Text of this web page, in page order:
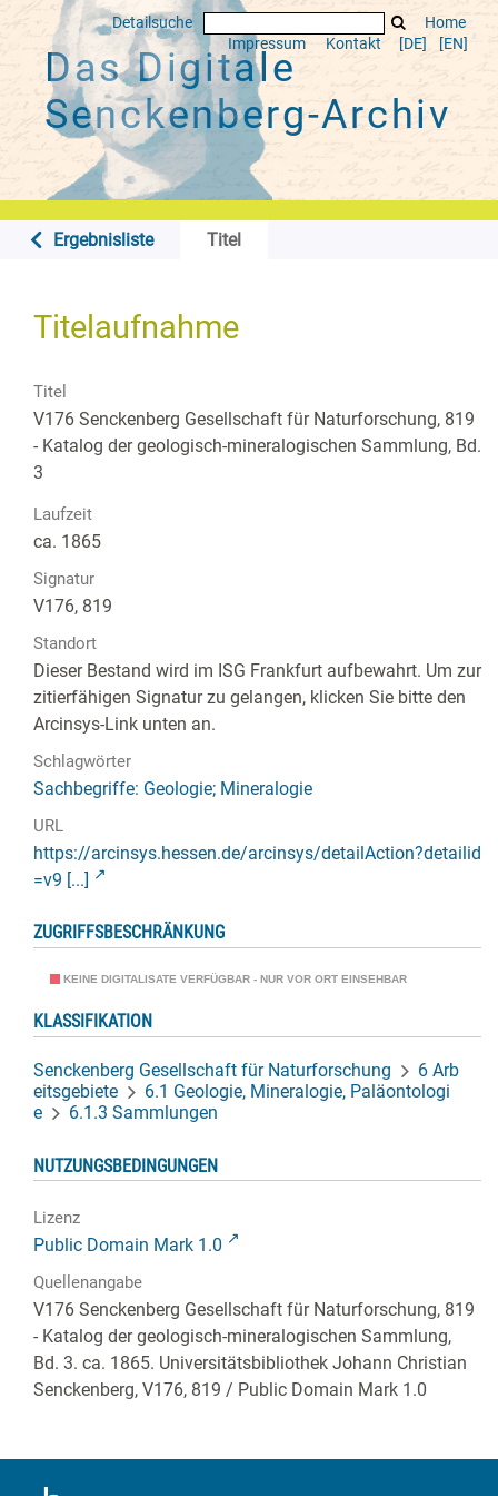
Detailsuche
Home
Impressum
Kontakt [DE] [EN]
Das Digitale
Senckenberg-Archiv
Ergebnisliste Titel
Titelaufnahme
Titel
V176 Senckenberg Gesellschaft für Naturforschung, 819
- Katalog der geologisch-mineralogischen Sammlung, Bd.
3
Laufzeit
ca. 1865
Signatur
V176, 819
Standort
Dieser Bestand wird im ISG Frankfurt aufbewahrt. Um zur
zitierfähigen Signatur zu gelangen, klicken Sie bitte den
Arcinsys-Link unten an.
Schlagwörter
Sachbegriffe: Geologie; Mineralogie
URL
https://arcinsys.hessen.de/arcinsys/detailAction?detailid
=v9 [...]
ZUGRIFFSBESCHRÄNKUNG
KEINE DIGITALISATE VERFÜGBAR - NUR VOR ORT EINSEHBAR
KLASSIFIKATION
Senckenberg Gesellschaft für Naturforschung
6 Arb
eitsgebiete
6.1 Geologie, Mineralogie, Paläontologi
e
6.1.3 Sammlungen
NUTZUNGSBEDINGUNGEN
Lizenz
Public Domain Mark 1.0
Quellenangabe
V176 Senckenberg Gesellschaft für Naturforschung, 819
- Katalog der geologisch-mineralogischen Sammlung,
Bd. 3. ca. 1865. Universitätsbibliothek Johann Christian
Senckenberg, V176, 819 / Public Domain Mark 1.0